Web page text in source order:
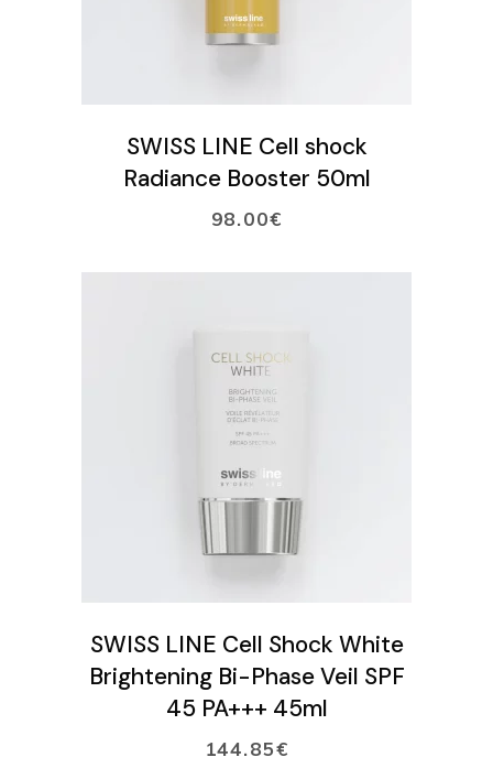
LISÄÄ OSTOSKORIIN
SWISS LINE Cell shock
Radiance Booster 50ml
98.00€
LISÄÄ OSTOSKORIIN
SWISS LINE Cell Shock White
Brightening Bi-Phase Veil SPF
45 PA+++ 45ml
144.85€